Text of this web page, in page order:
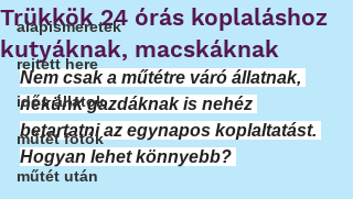
alapismeretek
rejtett here
idős állatok
műtét fotók
műtét után
Trükkök 24 órás koplaláshoz
kutyáknak, macskáknak
Nem csak a műtétre váró állatnak,
nekünk gazdáknak is nehéz
betartatni az egynapos koplaltatást.
Hogyan lehet könnyebb?